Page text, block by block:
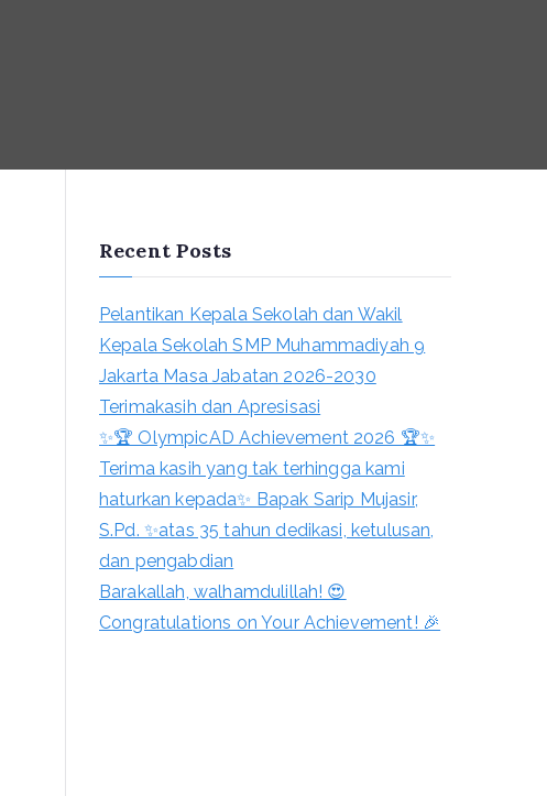
Recent Posts
Pelantikan Kepala Sekolah dan Wakil
Kepala Sekolah SMP Muhammadiyah 9
Jakarta Masa Jabatan 2026-2030
Terimakasih dan Apresisasi
✨🏆 OlympicAD Achievement 2026 🏆✨
Terima kasih yang tak terhingga kami
haturkan kepada✨ Bapak Sarip Mujasir,
S.Pd. ✨atas 35 tahun dedikasi, ketulusan,
dan pengabdian
Barakallah, walhamdulillah! 😍
Congratulations on Your Achievement! 🎉